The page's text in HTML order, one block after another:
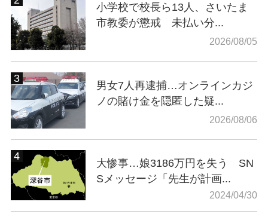
小学校で校長ら13人、さいたま
市教委が懲戒 未払い分...
2026/08/05
男女7人再逮捕…オンラインカジ
ノの賭け金を隠匿した疑...
2026/08/06
大惨事…娘3186万円を失う SN
Sメッセージ「先生が計画...
2024/04/30